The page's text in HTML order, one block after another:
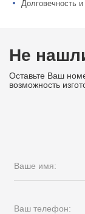
Долговечность и
Не
Оставьте Ваш
возможность
Ваше имя:
Ваш телефон: